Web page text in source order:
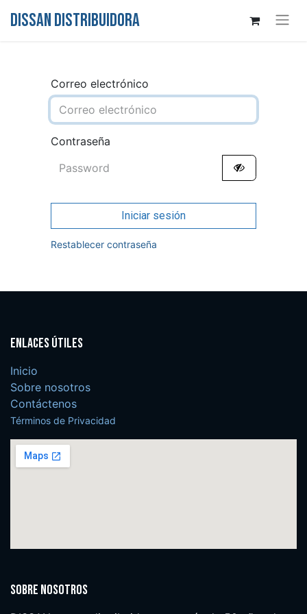
DISSAN DISTRIBUIDORA
Correo electrónico
Contraseña
Iniciar sesión
Restablecer contraseña
Enlaces útiles
Inicio
Sobre nosotros
Contáctenos
Términos de Privacidad
Sobre nosotros